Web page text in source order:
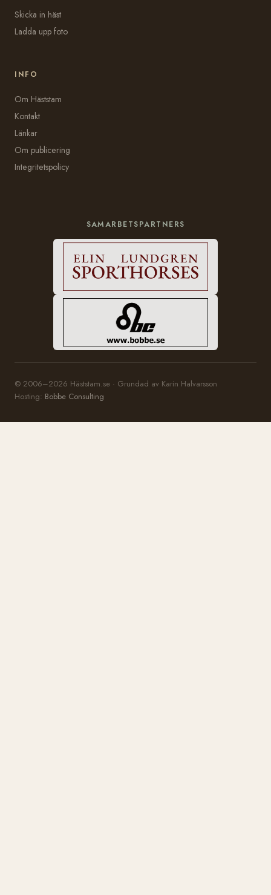
Skicka in häst
Ladda upp foto
INFO
Om Häststam
Kontakt
Länkar
Om publicering
Integritetspolicy
SAMARBETSPARTNERS
© 2006–2026 Häststam.se · Grundad av Karin Halvarsson
Hosting: Bobbe Consulting